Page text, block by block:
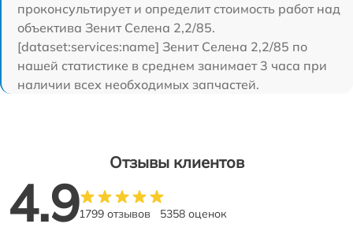
проконсультирует и определит стоимость работ над
объектива Зенит Селена 2,2/85.
[dataset:services:name] Зенит Селена 2,2/85 по
нашей статистике в среднем занимает 3 часа при
наличии всех необходимых запчастей.
Отзывы клиентов
4.91799 отзывов 5358 оценок